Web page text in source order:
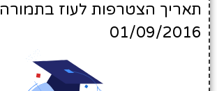
תאריך הצטרפות לעוז בתמורה:
01/09/2016